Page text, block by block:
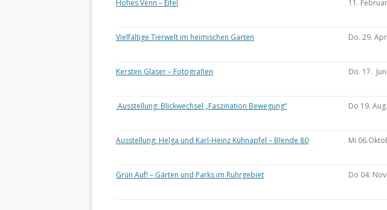
Hohes Venn – Eifel 11.
Vielfältige Tierwelt im heimischen Garten Do. 29.
Kersten Glaser – Fotografien Do. 17.
Ausstellung: Blickwechsel „Faszination Bewegung“ Do 19.
Ausstellung: Helga und Karl-Heinz Kühnapfel – Blende 80 Mi
Grün Auf! – Gärten und Parks im Ruhrgebiet Do 04.